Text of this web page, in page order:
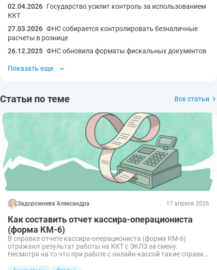
форма) (унифицированная форма № КМ-4), ОКУД
Журнал регистрации показаний счетчиков ККМ,
работающих без кассира-операциониста
(публикуемая форма) (унифицированная форма
(унифицированная форма № КО-3), ОКУД
Журнал учета вызовов технических
специалистов и регистрации выполненных работ
(публикуемая форма) (унифицированная форма
№ КМ-8), ОКУД 0330108
Кассовая книга (публикуемая форма)
(унифицированная форма № КО-4), ОКУД
денежных средств (публикуемая форма)
(унифицированная форма № КО-5), ОКУД
0310005
1
02.04.2026 Государство усилит контроль за использованием
ККТ
27.03.2026 ФНС собирается контролировать безналичные
расчеты в рознице
26.12.2025 ФНС обновила форматы фискальных документов
Показать еще
Статьи по теме Все статьи
Задорожнева Александра 17 апреля 2026
Как составить отчет кассира-операциониста
(форма КМ-6)
В справке-отчете кассира-операциониста (форма КМ-6)
отражают результат работы на ККТ с ЭКЛЗ за смену.
Несмотря на то что при работе с онлайн-кассой такие справки